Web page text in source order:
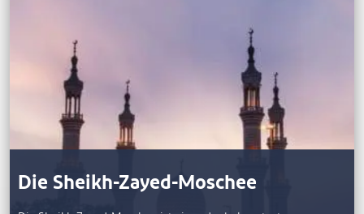
Die Sheikh-Zayed-Moschee